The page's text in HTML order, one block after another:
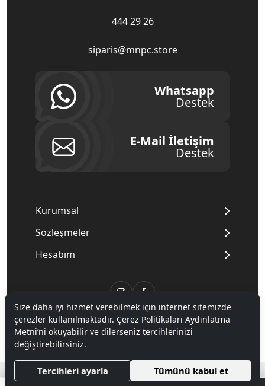
444 29 26
siparis@mnpc.store
Whatsapp
Destek
E-Mail İletişim
Destek
Kurumsal
Sözleşmeler
Hesabım
© 2020Mnpc. Tüm hakları saklıdır.
Hipotenüs Yeni Nesil E-Ticaret Sistemleri ile Hazırlanmıştır.
Size daha iyi hizmet verebilmek için internet sitemizde
çerezler kullanılmaktadır. Çerez Politikaları Aydınlatma
Metni’ni okuyabilir ve dilerseniz tercihlerinizi
değiştirebilirsiniz.
Tercihleri ayarla Tümünü kabul et